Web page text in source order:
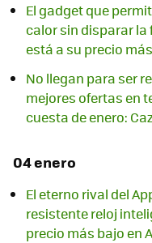
El gadget que
calor sin disparar la
está a su precio
No llegan para ser
mejores ofertas en
cuesta de enero:
04 enero
El eterno rival del
resistente reloj
precio más bajo en